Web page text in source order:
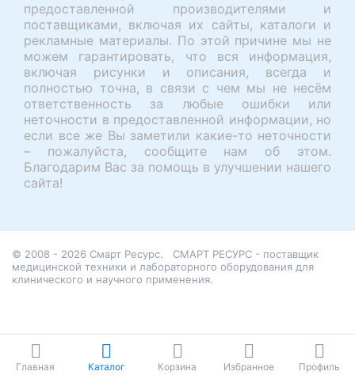
предоставленной производителями и
поставщиками, включая их сайты, каталоги и
рекламные материалы. По этой причине мы не
можем гарантировать, что вся информация,
включая рисунки и описания, всегда и
полностью точна, в связи с чем мы не несём
ответственность за любые ошибки или
неточности в предоставленной информации, но
если все же Вы заметили какие-то неточности
– пожалуйста, сообщите нам об этом.
Благодарим Вас за помощь в улучшении нашего
сайта!
© 2008 - 2026 Смарт Ресурс. СМАРТ РЕСУРС - поставщик
медицинской техники и лабораторного оборудования для
клинического и научного применения.
Главная Каталог Корзина Избранное Профиль